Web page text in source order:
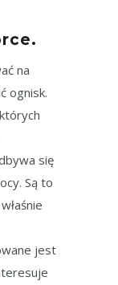
na
ognisk.
się
Są to
jest